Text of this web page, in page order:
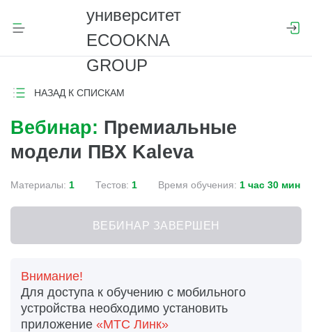
НАЗАД К СПИСКАМ
Вебинар: Премиальные
модели ПВХ Kaleva
Материалы: 1 Тестов: 1 Время обучения: 1 час 30 мин
ВЕБИНАР ЗАВЕРШЕН
Внимание!
Для доступа к обучению с мобильного
устройства необходимо установить
приложение «МТС Линк»